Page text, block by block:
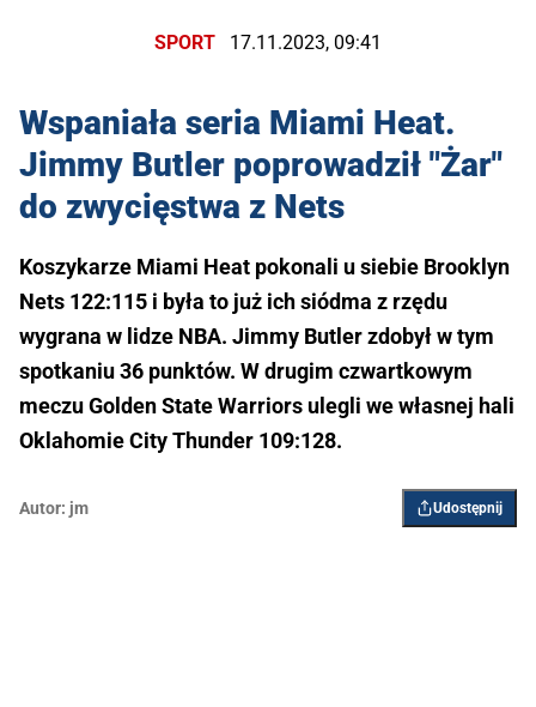
SPORT 17.11.2023, 09:41
Wspaniała seria Miami Heat.
Jimmy Butler poprowadził "Żar"
do zwycięstwa z Nets
Koszykarze Miami Heat pokonali u siebie Brooklyn
Nets 122:115 i była to już ich siódma z rzędu
wygrana w lidze NBA. Jimmy Butler zdobył w tym
spotkaniu 36 punktów. W drugim czwartkowym
meczu Golden State Warriors ulegli we własnej hali
Oklahomie City Thunder 109:128.
Autor: jm Udostępnij